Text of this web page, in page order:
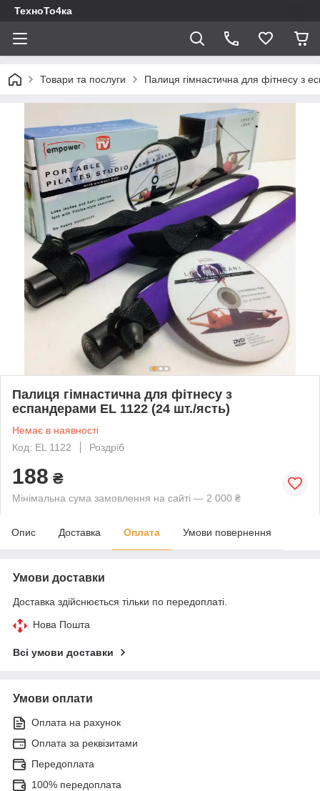
ТехноТо4ка
Товари та послуги Палиця гімнастична для фітнесу з
Палиця гімнастична для фітнесу з
еспандерами EL 1122 (24 шт./ясть)
Немає в наявності
Код: EL 1122
Роздріб
188 ₴
Мінімальна сума замовлення на сайті — 2 000 ₴
Опис Доставка Оплата Умови повернення
Умови доставки
Доставка здійснюється тільки по передоплаті.
Нова Пошта
Всі умови доставки
Умови оплати
Оплата на рахунок
Оплата за реквізитами
Передоплата
100% передоплата